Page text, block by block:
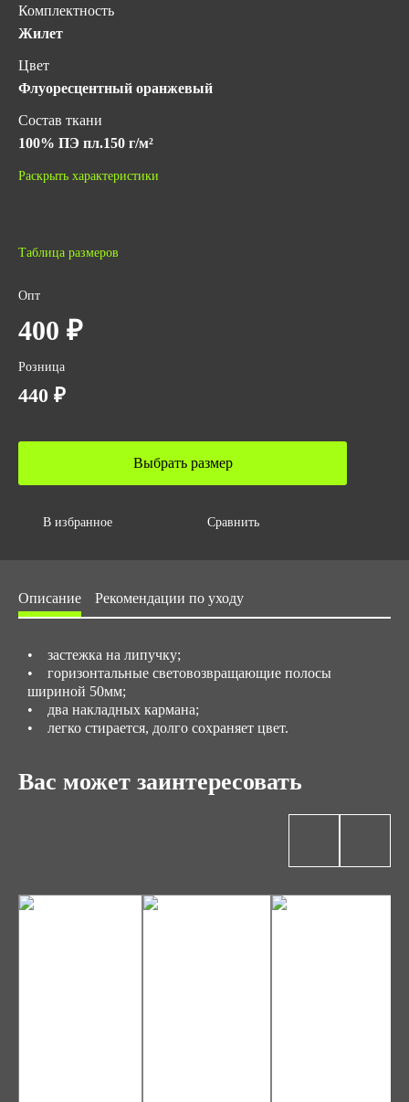
Комплектность
Жилет
Цвет
Флуоресцентный оранжевый
Состав ткани
100% ПЭ пл.150 г/м²
Класс защиты
5 лет с даты изготовления (при соблюдении условий
ГОСТ
ГОСТ 12.4.281-2014
0.0005
Объем упаковки,м3
с 44 до 70
Раскрыть характеристики
Таблица размеров
Опт
400 ₽
Розница
440 ₽
Выбрать размер
В избранное Сравнить
Описание Рекомендации по уходу
• застежка на липучку;
• горизонтальные световозвращающие полосы
шириной 50мм;
• два накладных кармана;
• легко стирается, долго сохраняет цвет.
Вас может заинтересовать